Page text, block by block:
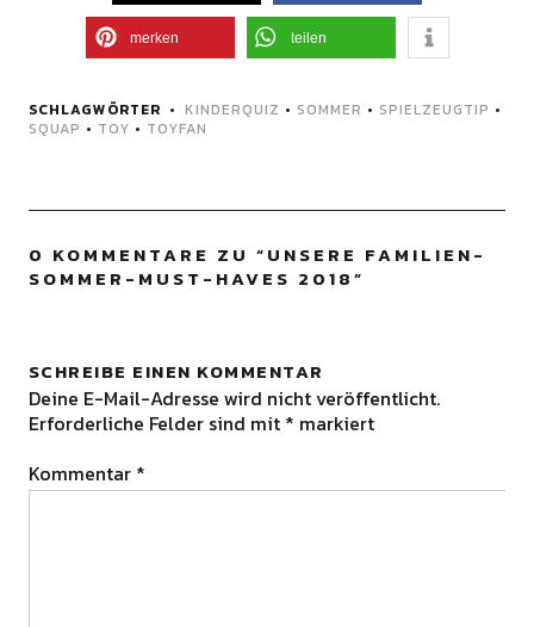
merken teilen
SCHLAGWÖRTER KINDERQUIZ • SOMMER • SPIELZEUGTIP •
SQUAP • TOY • TOYFAN
0 KOMMENTARE ZU “UNSERE FAMILIEN-
SOMMER-MUST-HAVES 2018”
SCHREIBE EINEN KOMMENTAR
Deine E-Mail-Adresse wird nicht veröffentlicht.
Erforderliche Felder sind mit * markiert
Kommentar *